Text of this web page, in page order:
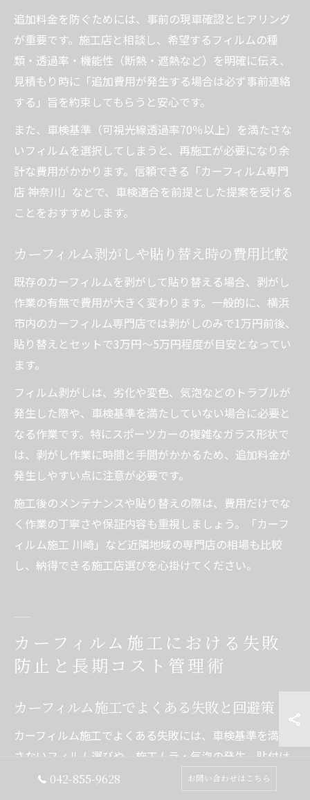
追加料金を防ぐためには、事前の現車確認とヒアリング
が重要です。施工店と相談し、希望するフィルムの種
類・透過率・機能性（断熱・遮熱など）を明確に伝え、
見積もり時に「追加費用が発生する場合は必ず事前連絡
する」旨を約束してもらうと安心です。
また、車検基準（可視光線透過率70％以上）を満たさな
いフィルムを選択してしまうと、再施工が必要になり余
計な費用がかかります。信頼できる「カーフィルム専門
店 神奈川」などで、車検適合を前提とした提案を受ける
ことをおすすめします。
カーフィルム剥がしや貼り替え時の費用比較
既存のカーフィルムを剥がして貼り替える場合、剥がし
作業の有無で費用が大きく変わります。一般的に、横浜
市内のカーフィルム専門店では剥がしのみで1万円前後、
貼り替えとセットで3万円～5万円程度が目安となってい
ます。
フィルム剥がしは、劣化や変色、気泡などのトラブルが
発生した際や、車検基準を満たしていない場合に必要と
なる作業です。特にスポーツカーの複雑なガラス形状で
は、剥がし作業に時間と手間がかかるため、追加料金が
発生しやすい点に注意が必要です。
施工後のメンテナンスや貼り替えの際は、費用だけでな
く作業の丁寧さや保証内容も重視しましょう。「カーフ
ィルム施工 川崎」など近隣地域の専門店の相場も比較
し、納得できる施工店選びを心掛けてください。
カーフィルム施工における失敗
防止と長期コスト管理術
カーフィルム施工でよくある失敗と回避策
カーフィルム施工でよくある失敗には、車検基準を満た
さないフィルム選びや、施工ムラ・気泡の発生、貼付け
後の剥がれや浮きなどが挙げられます。特にスポーツカ
042-855-9628 お問い合わせはこちら